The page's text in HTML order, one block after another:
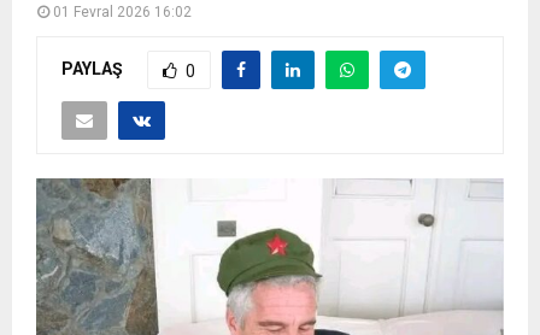
01 Fevral 2026 16:02
PAYLAŞ 0